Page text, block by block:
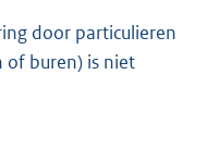
door particulieren
of buren) is niet